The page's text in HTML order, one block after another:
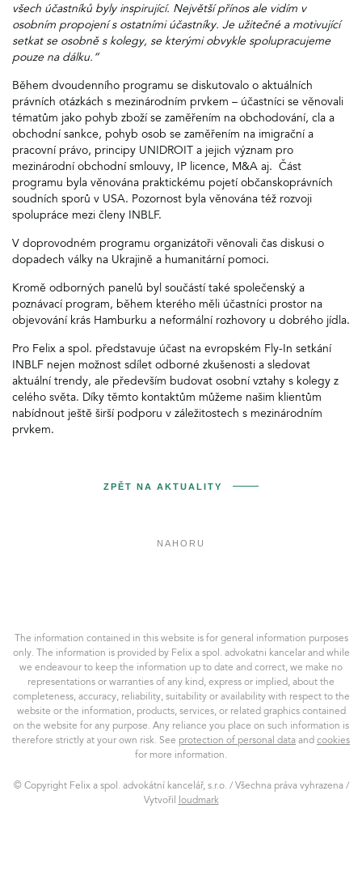
všech účastníků byly inspirující. Největší přínos ale vidím v
osobním propojení s ostatními účastníky. Je užitečné a motivující
setkat se osobně s kolegy, se kterými obvykle spolupracujeme
pouze na dálku.“
Během dvoudenního programu se diskutovalo o aktuálních
právních otázkách s mezinárodním prvkem – účastníci se věnovali
tématům jako pohyb zboží se zaměřením na obchodování, cla a
obchodní sankce, pohyb osob se zaměřením na imigrační a
pracovní právo, principy UNIDROIT a jejich význam pro
mezinárodní obchodní smlouvy, IP licence, M&A aj. Část
programu byla věnována praktickému pojetí občanskoprávních
soudních sporů v USA. Pozornost byla věnována též rozvoji
spolupráce mezi členy INBLF.
V doprovodném programu organizátoři věnovali čas diskusi o
dopadech války na Ukrajině a humanitární pomoci.
Kromě odborných panelů byl součástí také společenský a
poznávací program, během kterého měli účastníci prostor na
objevování krás Hamburku a neformální rozhovory u dobrého jídla.
Pro Felix a spol. představuje účast na evropském Fly-In setkání
INBLF nejen možnost sdílet odborné zkušenosti a sledovat
aktuální trendy, ale především budovat osobní vztahy s kolegy z
celého světa. Díky těmto kontaktům můžeme našim klientům
nabídnout ještě širší podporu v záležitostech s mezinárodním
prvkem.
ZPĚT NA AKTUALITY
NAHORU
s.r.o.
The information contained in this website is for general information purposes
only. The information is provided by Felix a spol. advokatni kancelar and while
we endeavour to keep the information up to date and correct, we make no
representations or warranties of any kind, express or implied, about the
completeness, accuracy, reliability, suitability or availability with respect to the
website or the information, products, services, or related graphics contained
on the website for any purpose. Any reliance you place on such information is
therefore strictly at your own risk. See protection of personal data and cookies
for more information.
© Copyright Felix a spol. advokátní kancelář, s.r.o. / Všechna práva vyhrazena /
Vytvořil
loudmark